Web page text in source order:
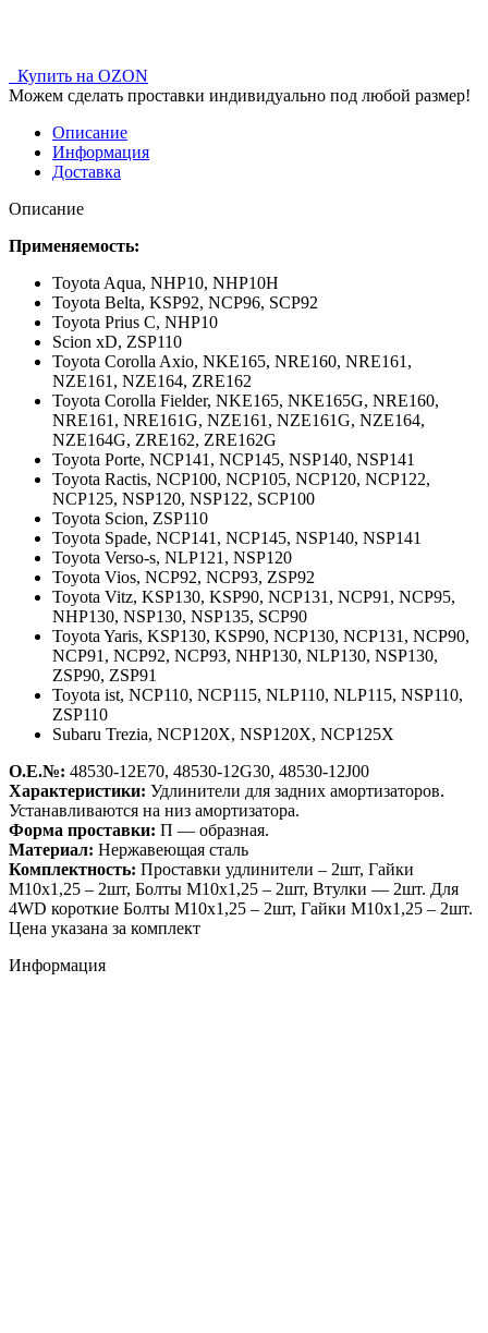
Купить на OZON
Можем сделать проставки индивидуально под любой размер!
Описание
Информация
Доставка
Описание
Применяемость:
Toyota Aqua, NHP10, NHP10H
Toyota Belta, KSP92, NCP96, SCP92
Toyota Prius C, NHP10
Scion xD, ZSP110
Toyota Corolla Axio, NKE165, NRE160, NRE161,
NZE161, NZE164, ZRE162
Toyota Corolla Fielder, NKE165, NKE165G, NRE160,
NRE161, NRE161G, NZE161, NZE161G, NZE164,
NZE164G, ZRE162, ZRE162G
Toyota Porte, NCP141, NCP145, NSP140, NSP141
Toyota Ractis, NCP100, NCP105, NCP120, NCP122,
NCP125, NSP120, NSP122, SCP100
Toyota Scion, ZSP110
Toyota Spade, NCP141, NCP145, NSP140, NSP141
Toyota Verso-s, NLP121, NSP120
Toyota Vios, NCP92, NCP93, ZSP92
Toyota Vitz, KSP130, KSP90, NCP131, NCP91, NCP95,
NHP130, NSP130, NSP135, SCP90
Toyota Yaris, KSP130, KSP90, NCP130, NCP131, NCP90,
NCP91, NCP92, NCP93, NHP130, NLP130, NSP130,
ZSP90, ZSP91
Toyota ist, NCP110, NCP115, NLP110, NLP115, NSP110,
ZSP110
Subaru Trezia, NCP120X, NSP120X, NCP125X
О.Е.№: 48530-12E70, 48530-12G30, 48530-12J00
Характеристики: Удлинители для задних амортизаторов.
Устанавливаются на низ амортизатора.
Форма проставки: П — образная.
Материал: Нержавеющая сталь
Комплектность: Проставки удлинители – 2шт, Гайки
М10х1,25 – 2шт, Болты М10х1,25 – 2шт, Втулки — 2шт. Для
4WD короткие Болты М10х1,25 – 2шт, Гайки М10х1,25 – 2шт.
Цена указана за комплект
Информация